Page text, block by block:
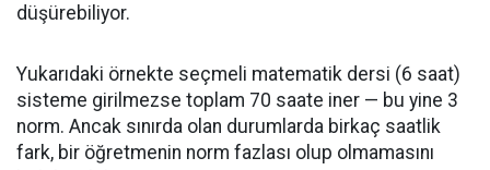
düşürebiliyor.
Yukarıdaki örnekte seçmeli matematik dersi (6 saat)
sisteme girilmezse toplam 70 saate iner — bu yine 3
norm. Ancak sınırda olan durumlarda birkaç saatlik
fark, bir öğretmenin norm fazlası olup olmamasını